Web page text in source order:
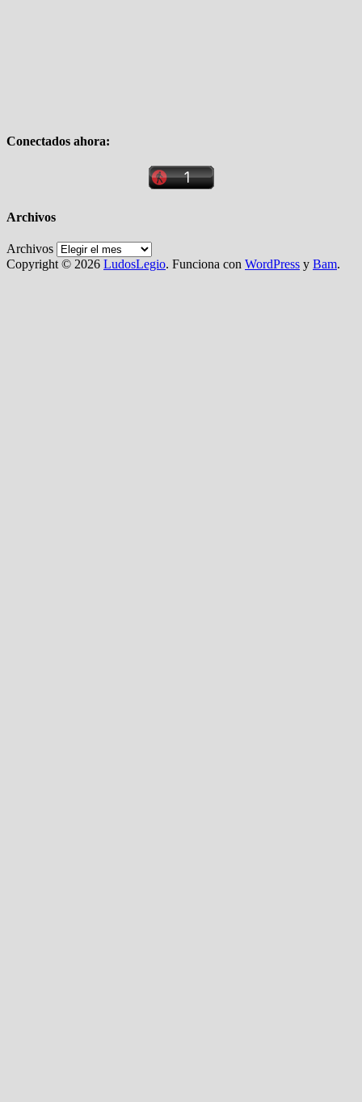
Conectados ahora:
Archivos
Archivos
Copyright © 2026 LudosLegio. Funciona con WordPress y Bam.